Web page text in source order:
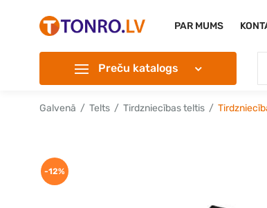
PAR MUMS
Preču katalogs
Galvenā Telts Tirdzniecības teltis
-12%